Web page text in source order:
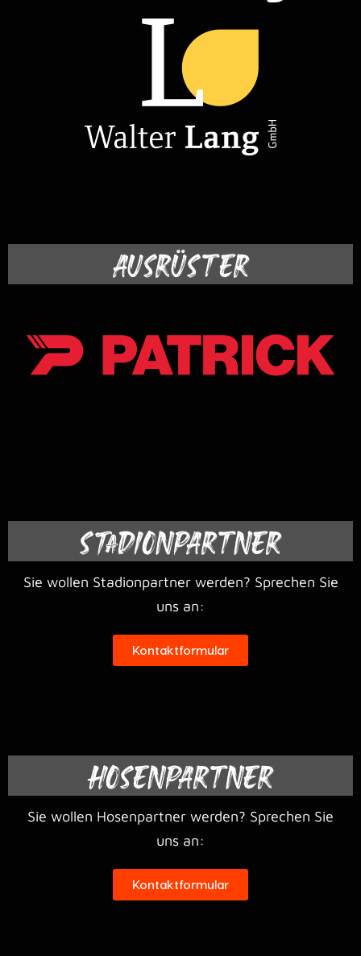
AUSRÜSTER
STADIONPARTNER
Sie wollen Stadionpartner werden? Sprechen Sie
uns an:
Kontaktformular
HOSENPARTNER
Sie wollen Hosenpartner werden? Sprechen Sie
uns an:
Kontaktformular